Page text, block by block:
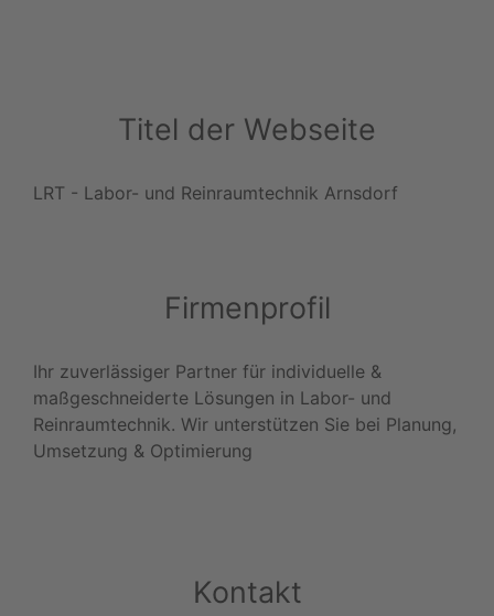
Titel der Webseite
LRT - Labor- und Reinraumtechnik Arnsdorf
Firmenprofil
Ihr zuverlässiger Partner für individuelle &
maßgeschneiderte Lösungen in Labor- und
Reinraumtechnik. Wir unterstützen Sie bei Planung,
Umsetzung & Optimierung
Kontakt